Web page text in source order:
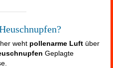
weht pollenarme Luft über
Geplagte